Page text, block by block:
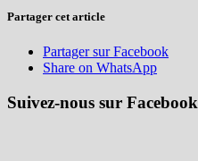
Partager cet article
Partager sur Facebook
Share on WhatsApp
Suivez-nous sur Facebook